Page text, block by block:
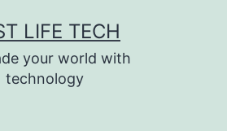
LIFE TECH
your world with
technology